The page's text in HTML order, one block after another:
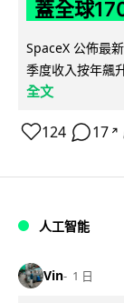
蓋全球
SpaceX 公佈最
季度收入按年飆
全文
124 17 ↗
人工智能
Vin 1 日